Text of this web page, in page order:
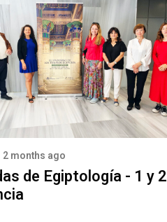
2 months ago
de Egiptología - 1 y 2